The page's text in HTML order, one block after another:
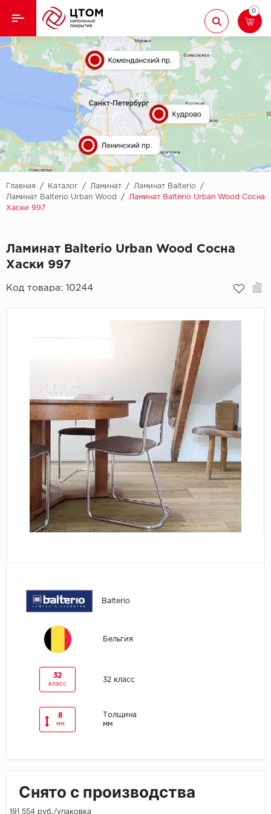
Назад
Кварцвиниловая плитка
Назад
Aberhof
Adelar
Alfa
AllureFloor
Alpine floor
Bonkeel
Classen
CorkArt Vinyl
CronaFloor
Damy Floor
Decoria
Dolce Flooring
ECO Parquet
Ламинат
Ковролин
Линолеум
Паркет
Паркетная доска
Подложка
Пробковое покрытие
0
Главная / Каталог / Ламинат / Ламинат Balterio
/
Ламинат Balterio Urban Wood
/
Ламинат Balterio Urban Wood Сосна
Хаски 997
Ламинат Balterio Urban Wood Сосна
Хаски 997
Код товара: 10244
Balterio
Бельгия
32
класс
32 класс
8
мм
Толщина
мм
Снято с производства
191 554 руб./упаковка